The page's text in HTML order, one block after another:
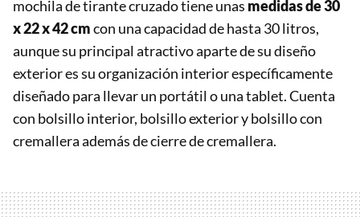
mochila de tirante cruzado tiene unas medidas de 30
x 22 x 42 cmcon una capacidad de hasta 30 litros,
aunque su principal atractivo aparte de su diseño
exterior es su organización interior específicamente
diseñado para llevar un portátil o una tablet. Cuenta
con bolsillo interior, bolsillo exterior y bolsillo con
cremallera además de cierre de cremallera.